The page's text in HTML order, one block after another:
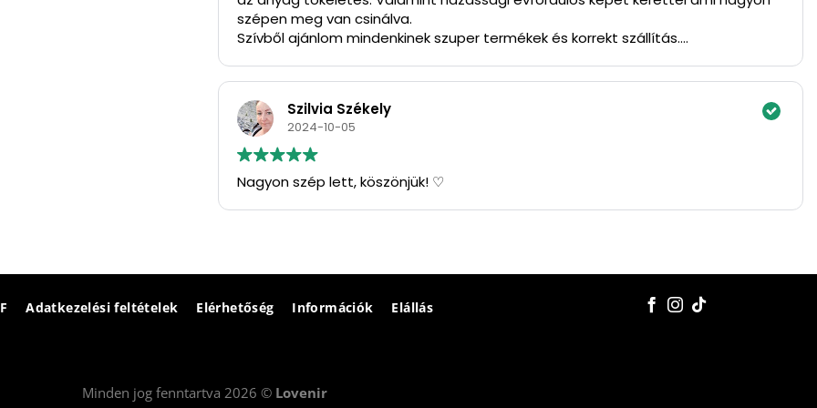
szépen meg van csinálva.
Szívből ajánlom mindenkinek szuper termékek és korrekt szállítás.
Szilvia Székely
2024-10-05
Nagyon szép lett, köszönjük! ♡
Adatkezelési feltételek Elérhetőség Információk Elállás
Minden jog fenntartva 2026 © Lovenir